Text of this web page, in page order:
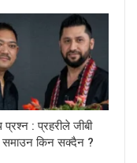
प्रश्न : प्रहरीले जीबी
समाउन किन सक्दैन ?